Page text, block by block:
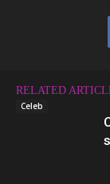
RELATED
Celeb